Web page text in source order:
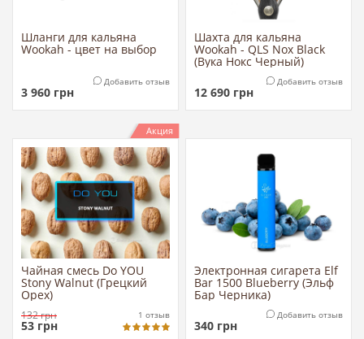
Шланги для кальяна
Wookah - цвет на выбор
3 960 грн
Добавить отзыв
Шахта для кальяна
Wookah - QLS Nox Black
(Вука Нокс Черный)
12 690 грн
Добавить отзыв
Акция
Чайная смесь Do YOU
Stony Walnut (Грецкий
Орех)
132грн
53 грн
1 отзыв
Электронная сигарета Elf
Bar 1500 Blueberry (Эльф
Бар Черника)
340 грн
Добавить отзыв